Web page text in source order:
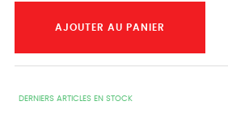
AJOUTER AU PANIER
DERNIERS ARTICLES EN STOCK